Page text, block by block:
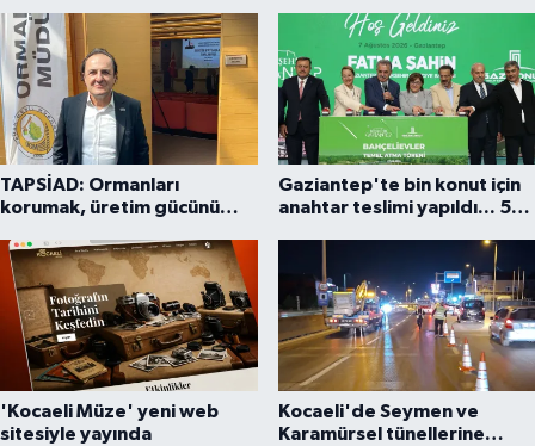
TAPSİAD: Ormanları
korumak, üretim gücünü
Gaziantep'te bin konut için
anahtar teslimi yapıldı... 5
'Kocaeli Müze' yeni web
sitesiyle yayında
Kocaeli'de Seymen ve
Karamürsel tünellerine